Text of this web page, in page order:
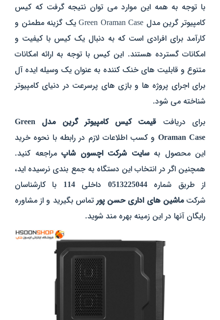
با توجه به همه این موارد می‌ توان نتیجه گرفت که کیس
کامپیوتر گرین مدل Green Oraman Case یک گزینه مطمئن و
کارآمد برای افرادی است که به دنبال یک کیس با کیفیت و
امکانات گسترده هستند. این کیس با توجه به ارائه امکانات
متنوع و قابلیت‌ های خنک‌ کننده به عنوان یک وسیله ایده‌ آل
برای اجرای پروژه‌ ها و بازی‌ های پرسرعت در دنیای کامپیوتر
شناخته می‌ شود.
برای دریافت
قیمت کیس کامپیوتر گرین مدل Green
Oraman Case و کسب اطلاعات لازم در رابطه با نحوه خرید
این محصول بهسایت شرکت اچسون شاپ مراجعه کنید.
همچنین اگر در انتخاب این دستگاه به جمع بندی نرسیده اید،
از طریق شماره0513225044 داخلی114 با کارشناسان
شرکتماشین های اداری حسن پور تماس بگیرید و از مشاوره
رایگان آنها در این زمینه بهره مند شوید.